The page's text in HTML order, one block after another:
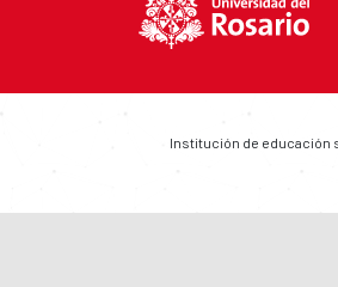
Institución de educación